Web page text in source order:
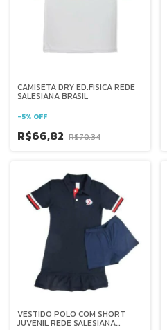
CAMISETA DRY ED.FISICA REDE
SALESIANA BRASIL
-5% OFF
R$66,82 R$70,34
VESTIDO POLO COM SHORT
JUVENIL REDE SALESIANA